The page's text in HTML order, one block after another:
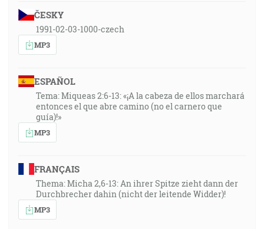
ČESKY
1991-02-03-1000-czech
MP3
ESPAÑOL
Tema: Miqueas 2:6-13: «¡A la cabeza de ellos marchará
entonces el que abre camino (no el carnero que
guía)!»
MP3
FRANÇAIS
Thema: Micha 2,6-13: An ihrer Spitze zieht dann der
Durchbrecher dahin (nicht der leitende Widder)!
MP3